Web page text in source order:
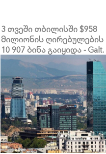
3 თვეში თბილისში $958
მილიონის ღირებულების
10 907 ბინა გაიყიდა - Galt
Taggart